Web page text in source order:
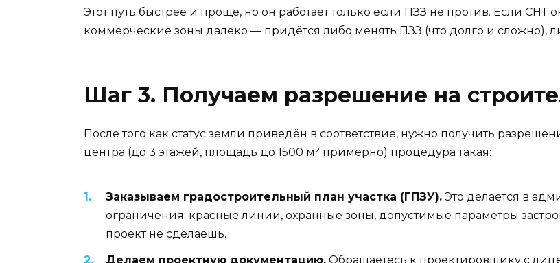
Этот путь быстрее и проще, но он работает только если ПЗЗ не против. Если
коммерческие зоны далеко — придётся либо менять ПЗЗ (что долго и сложно),
Шаг 3. Получаем разрешение на
После того как статус земли приведён в соответствие, нужно получить
центра (до 3 этажей, площадь до 1500 м² примерно) процедура такая:
Заказываем градостроительный план участка (ГПЗУ). Это делается в
ограничения: красные линии, охранные зоны, допустимые параметры
проект не сделаешь.
Делаем проектную документацию. Обращаетесь к проектировщику с